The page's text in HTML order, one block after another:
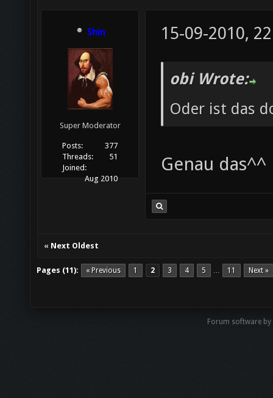
Shin
Super Moderator
Posts:
377
Threads:
51
Joined:
Aug 2010
15-09-2010,
obi Wrote:
Oder ist das
Genau das^^
« Next Oldest
Pages (11): « Previous 1 2 3 4 5 … 11 Next »
Forum software